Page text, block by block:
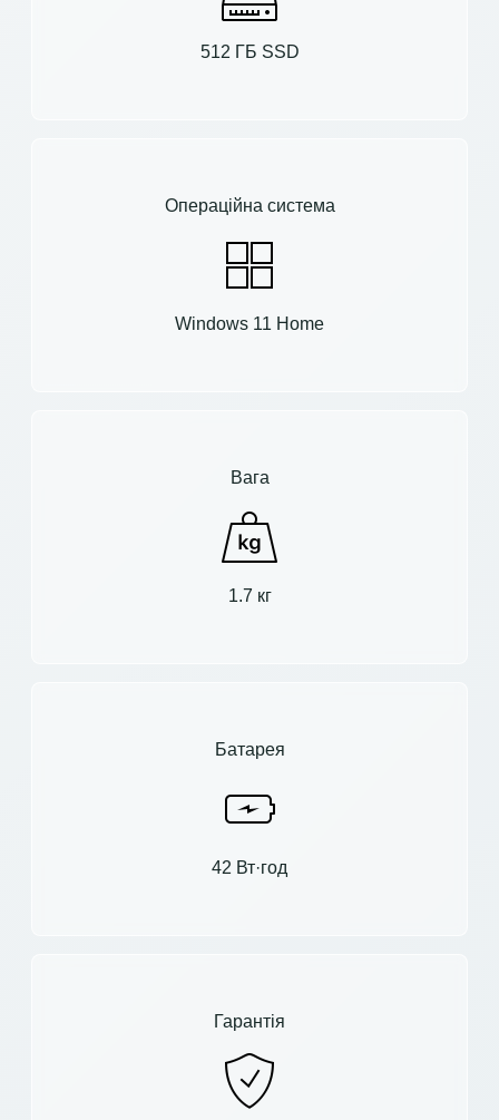
512 ГБ SSD
Операційна система
Windows 11 Home
Вага
1.7 кг
Батарея
42 Вт·год
Гарантія